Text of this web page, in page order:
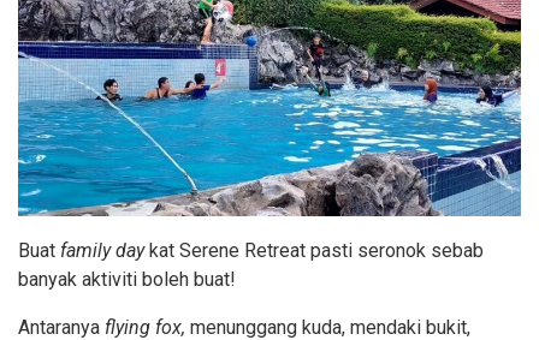
Buat family daykat Serene Retreat pasti seronok sebab
banyak aktiviti boleh buat!
Antaranya flying fox, menunggang kuda, mendaki bukit,